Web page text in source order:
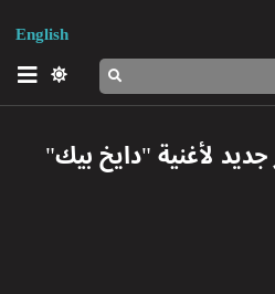
English
لأغنية "دايخ بيك"